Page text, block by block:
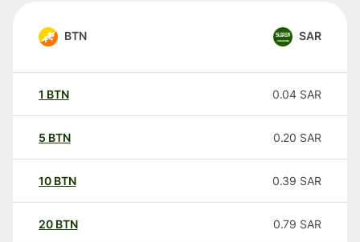
BTN SAR
1 BTN 0.04 SAR
5 BTN 0.20 SAR
10 BTN 0.39 SAR
20 BTN 0.79 SAR